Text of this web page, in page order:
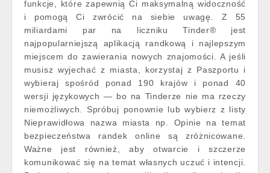
funkcje, które zapewnią Ci maksymalną widoczność
i pomogą Ci zwrócić na siebie uwagę. Z 55
miliardami par na liczniku Tinder® jest
najpopularniejszą aplikacją randkową i najlepszym
miejscem do zawierania nowych znajomości. A jeśli
musisz wyjechać z miasta, korzystaj z Paszportu i
wybieraj spośród ponad 190 krajów i ponad 40
wersji językowych — bo na Tinderze nie ma rzeczy
niemożliwych. Spróbuj ponownie lub wybierz z listy
Nieprawidłowa nazwa miasta np. Opinie na temat
bezpieczeństwa randek online są zróżnicowane.
Ważne jest również, aby otwarcie i szczerze
komunikować się na temat własnych uczuć i intencji.